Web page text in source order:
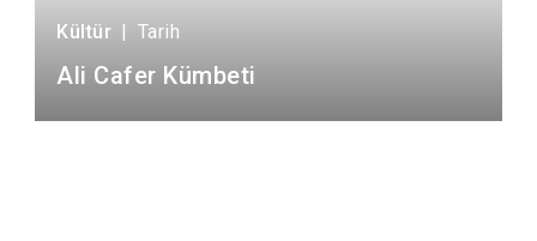
Kültür | Tarih
Ali Cafer Kümbeti